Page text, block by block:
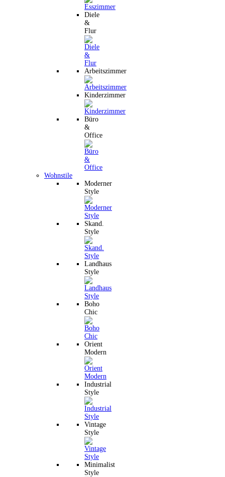
Diele
&
Flur
Arbeitszimmer
Kinderzimmer
Büro
&
Office
Wohnstile
Moderner
Style
Skand.
Style
Landhaus
Style
Boho
Chic
Orient
Modern
Industrial
Style
Vintage
Style
Minimalist
Style